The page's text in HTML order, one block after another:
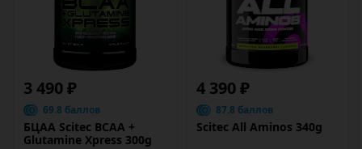
3 490 ₽
69.8 баллов
БЦАА Scitec BCAA +
Glutamine Xpress 300g
4 390 ₽
87.8 баллов
Scitec All Aminos 340g